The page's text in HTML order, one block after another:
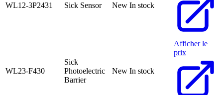
WL12-3P2431 Sick Sensor New In stock
WL23-F430
Sick
Photoelectric
Barrier
New In stock
Afficher le
prix